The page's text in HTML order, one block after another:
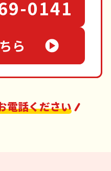
0141
ら
電話ください